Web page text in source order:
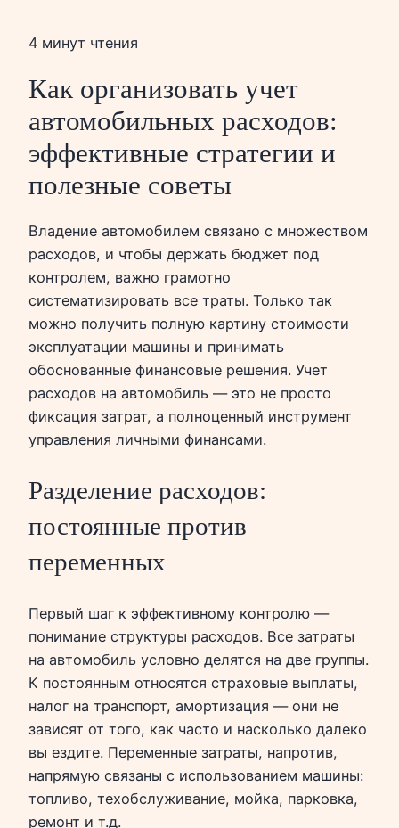
4 минут чтения
Как организовать учет
автомобильных расходов:
эффективные стратегии и
полезные советы
Владение автомобилем связано с множеством
расходов, и чтобы держать бюджет под
контролем, важно грамотно
систематизировать все траты. Только так
можно получить полную картину стоимости
эксплуатации машины и принимать
обоснованные финансовые решения. Учет
расходов на автомобиль — это не просто
фиксация затрат, а полноценный инструмент
управления личными финансами.
Разделение расходов:
постоянные против
переменных
Первый шаг к эффективному контролю —
понимание структуры расходов. Все затраты
на автомобиль условно делятся на две группы.
К постоянным относятся страховые выплаты,
налог на транспорт, амортизация — они не
зависят от того, как часто и насколько далеко
вы ездите. Переменные затраты, напротив,
напрямую связаны с использованием машины:
топливо, техобслуживание, мойка, парковка,
ремонт и т.д.